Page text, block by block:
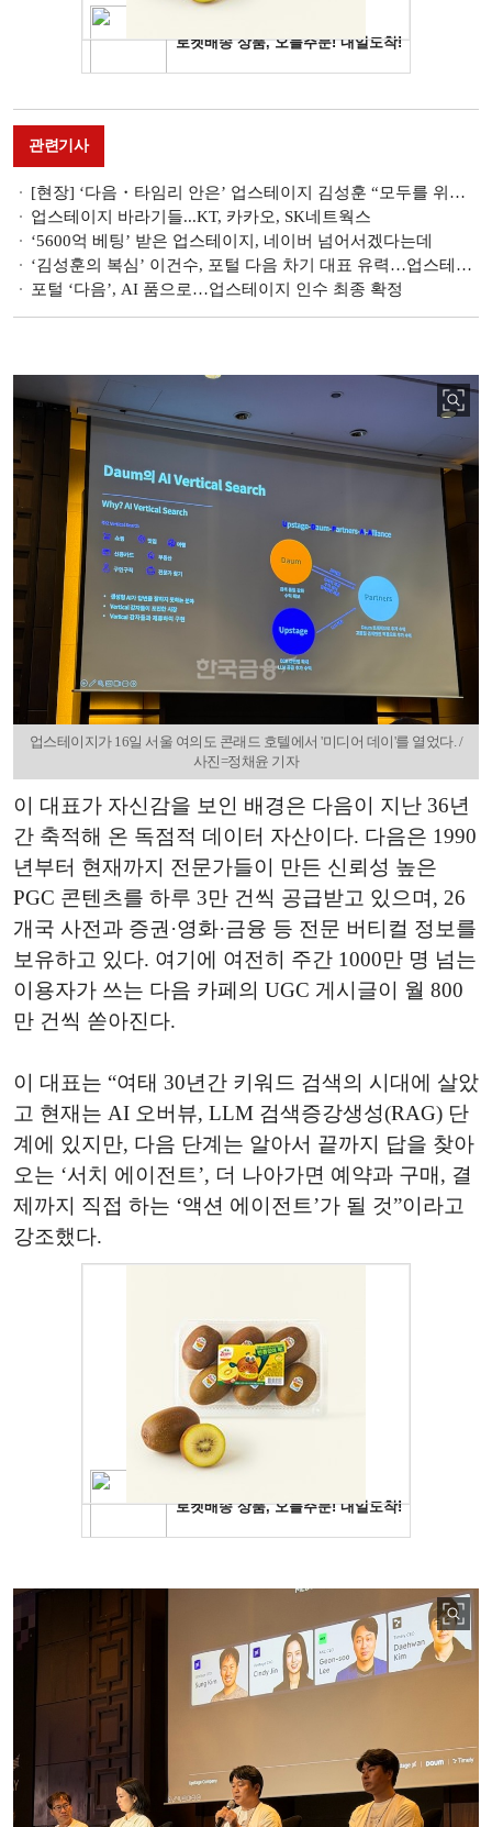
관련기사
[현장] ‘다음・타임리 안은’ 업스테이지 김성훈 “모두를 위한 AI 시대 열 것”
업스테이지 바라기들...KT, 카카오, SK네트웍스
‘5600억 베팅’ 받은 업스테이지, 네이버 넘어서겠다는데
‘김성훈의 복심’ 이건수, 포털 다음 차기 대표 유력…업스테이지 ‘직할 통치’ 무게
포털 ‘다음’, AI 품으로…업스테이지 인수 최종 확정
업스테이지가 16일 서울 여의도 콘래드 호텔에서 '미디어 데이'를 열었다. /
사진=정채윤 기자
이 대표가 자신감을 보인 배경은 다음이 지난 36년
간 축적해 온 독점적 데이터 자산이다. 다음은 1990
년부터 현재까지 전문가들이 만든 신뢰성 높은
PGC 콘텐츠를 하루 3만 건씩 공급받고 있으며, 26
개국 사전과 증권·영화·금융 등 전문 버티컬 정보를
보유하고 있다. 여기에 여전히 주간 1000만 명 넘는
이용자가 쓰는 다음 카페의 UGC 게시글이 월 800
만 건씩 쏟아진다.
이 대표는 “여태 30년간 키워드 검색의 시대에 살았
고 현재는 AI 오버뷰, LLM 검색증강생성(RAG) 단
계에 있지만, 다음 단계는 알아서 끝까지 답을 찾아
오는 ‘서치 에이전트’, 더 나아가면 예약과 구매, 결
제까지 직접 하는 ‘액션 에이전트’가 될 것”이라고
강조했다.